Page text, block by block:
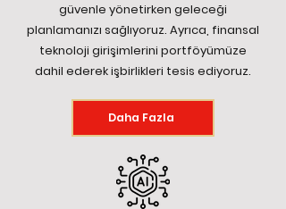
güvenle yönetirken geleceği
planlamanızı sağlıyoruz. Ayrıca, finansal
teknoloji girişimlerini portföyümüze
dahil ederek işbirlikleri tesis ediyoruz.
Daha Fazla